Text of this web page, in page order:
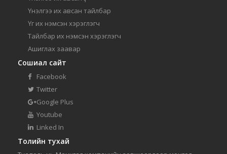
Үнэлгээ их авсан тайлбар
Үг их нэмсэн хэрэглэгч
Тайлбар их нэмсэн хэрэглэгч
Ашиглах заавар
Сошиал сайт
Facebook
Twitter
Google Plus
Youtube
Linked In
Толийн тухай